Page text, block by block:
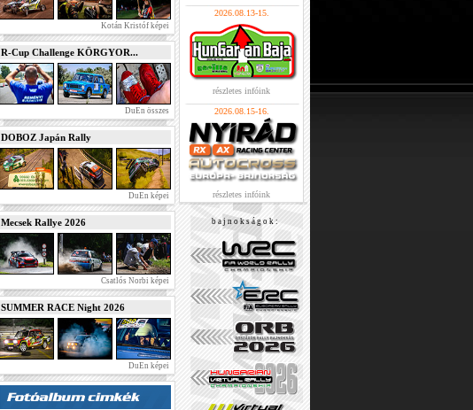
Kotán Kristóf képei
R-Cup Challenge KÖRGYOR...
DuEn összes
DOBOZ Japán Rally
DuEn képei
Mecsek Rallye 2026
Csatlós Norbi képei
SUMMER RACE Night 2026
DuEn képei
2026.08.13-15.
részletes infóink
2026.08.15-16.
részletes infóink
b a j n o k s á g o k :